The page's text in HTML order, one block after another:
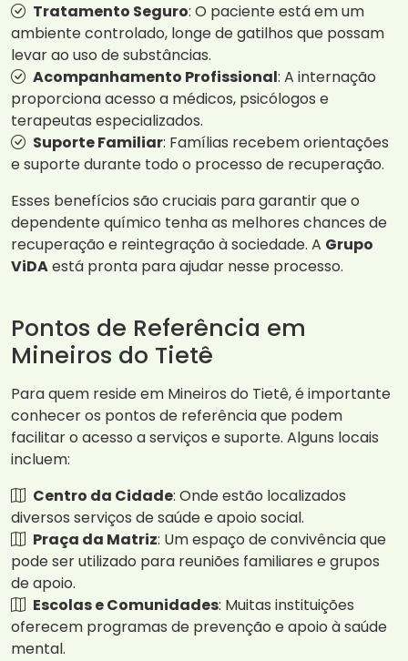
Tratamento Seguro: O paciente está em um
ambiente controlado, longe de gatilhos que possam
levar ao uso de substâncias.
Acompanhamento Profissional: A internação
proporciona acesso a médicos, psicólogos e
terapeutas especializados.
Suporte Familiar: Famílias recebem orientações
e suporte durante todo o processo de recuperação.
Esses benefícios são cruciais para garantir que o
dependente químico tenha as melhores chances de
recuperação e reintegração à sociedade. A Grupo
ViDAestá pronta para ajudar nesse processo.
Pontos de Referência em
Mineiros do Tietê
Para quem reside em Mineiros do Tietê, é importante
conhecer os pontos de referência que podem
facilitar o acesso a serviços e suporte. Alguns locais
incluem:
Centro da Cidade: Onde estão localizados
diversos serviços de saúde e apoio social.
Praça da Matriz: Um espaço de convivência que
pode ser utilizado para reuniões familiares e grupos
de apoio.
Escolas e Comunidades: Muitas instituições
oferecem programas de prevenção e apoio à saúde
mental.